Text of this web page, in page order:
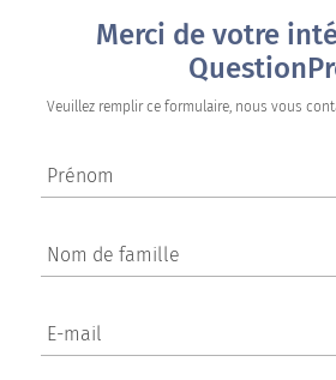
Merci de votre
Veuillez remplir ce formulaire, nous vous
Prénom
Nom de famille
E-mail